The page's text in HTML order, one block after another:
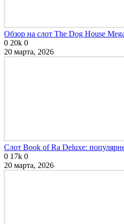
Обзор на слот The Dog House
0 20k 0
20 марта, 2026
Слот Book of Ra Deluxe:
0 17k 0
20 марта, 2026